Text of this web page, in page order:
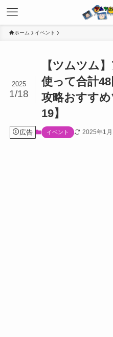
ホーム イベント
【ツムツム
使って合計
攻略おすす
19】
2025
1/18
広告 イベント 2025年1